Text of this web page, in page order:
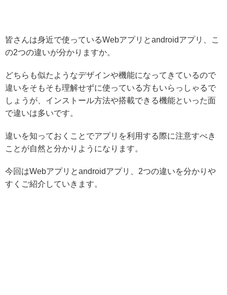
皆さんは身近で使っているWebアプリとandroidアプリ、こ
の2つの違いが分かりますか。
どちらも似たようなデザインや機能になってきているので
違いをそもそも理解せずに使っている方もいらっしゃるで
しょうが、インストール方法や搭載できる機能といった面
で違いは多いです。
違いを知っておくことでアプリを利用する際に注意すべき
ことが自然と分かりようになります。
今回はWebアプリとandroidアプリ、2つの違いを分かりや
すくご紹介していきます。